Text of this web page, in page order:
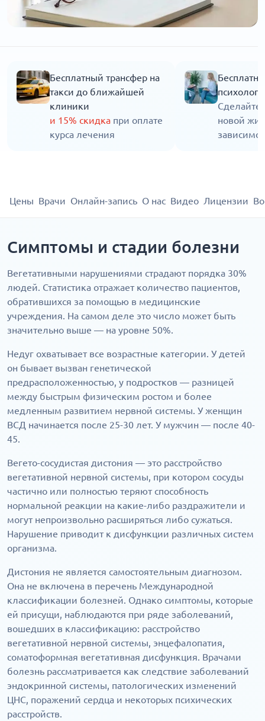
Бесплатный трансфер на
такси до ближайшей
клиники
и 15% скидка при оплате
курса лечения
психолога
Сделайте
новой
Цены Врачи Онлайн-запись О нас Видео Лицензии
Симптомы и стадии болезни
Вегетативными нарушениями страдают порядка 30%
людей. Статистика отражает количество пациентов,
обратившихся за помощью в медицинские
учреждения. На самом деле это число может быть
значительно выше — на уровне 50%.
Недуг охватывает все возрастные категории. У детей
он бывает вызван генетической
предрасположенностью, у подростков — разницей
между быстрым физическим ростом и более
медленным развитием нервной системы. У женщин
ВСД начинается после 25-30 лет. У мужчин — после 40-
45.
Вегето-сосудистая дистония — это расстройство
вегетативной нервной системы, при котором сосуды
частично или полностью теряют способность
нормальной реакции на какие-либо раздражители и
могут непроизвольно расширяться либо сужаться.
Нарушение приводит к дисфункции различных систем
организма.
Дистония не является самостоятельным диагнозом.
Она не включена в перечень Международной
классификации болезней. Однако симптомы, которые
ей присущи, наблюдаются при ряде заболеваний,
вошедших в классификацию: расстройство
вегетативной нервной системы, энцефалопатия,
соматоформная вегетативная дисфункция. Врачами
болезнь рассматривается как следствие заболеваний
эндокринной системы, патологических изменений
ЦНС, поражений сердца и некоторых психических
расстройств.